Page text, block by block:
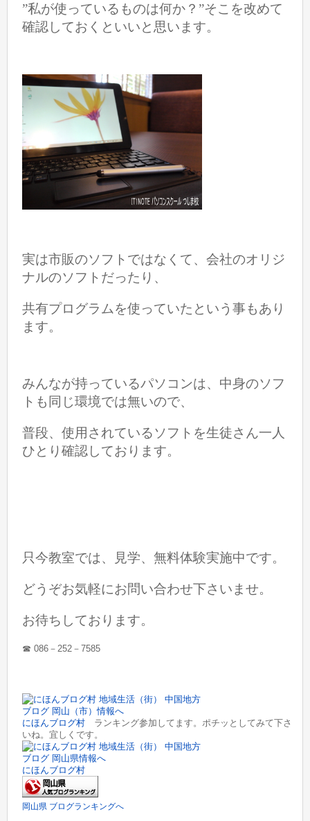
”私が使っているものは何か？”そこを改めて
確認しておくといいと思います。
実は市販のソフトではなくて、会社のオリジ
ナルのソフトだったり、
共有プログラムを使っていたという事もあり
ます。
みんなが持っているパソコンは、中身のソフ
トも同じ環境では無いので、
普段、使用されているソフトを生徒さん一人
ひとり確認しております。
只今教室では、見学、無料体験実施中です。
どうぞお気軽にお問い合わせ下さいませ。
お待ちしております。
☎︎ 086－252－7585
にほんブログ村 ランキング参加してます。ポチッとしてみて下さ
いね。宜しくです。
にほんブログ村
岡山県 ブログランキングへ